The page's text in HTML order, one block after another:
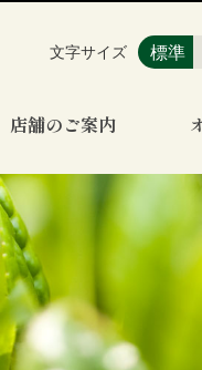
店舗のご案内
文字サイズ 標準